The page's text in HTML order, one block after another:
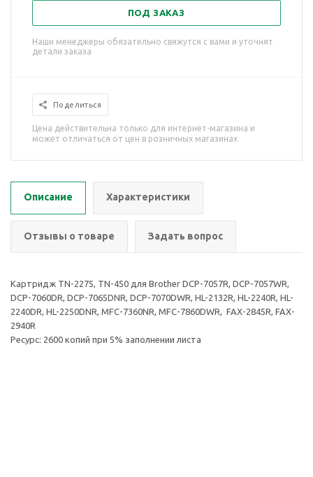
ПОД ЗАКАЗ
Наши менеджеры обязательно свяжутся с вами и уточнят
детали заказа
Поделиться
Цена действительна только для интернет-магазина и
может отличаться от цен в розничных магазинах
Описание Характеристики
Отзывы о товаре Задать вопрос
Картридж TN-2275, TN-450 для Brother DCP-7057R, DCP-7057WR,
DCP-7060DR, DCP-7065DNR, DCP-7070DWR, HL-2132R, HL-2240R, HL-
2240DR, HL-2250DNR, MFC-7360NR, MFC-7860DWR, FAX-2845R, FAX-
2940R
Ресурс: 2600 копий при 5% заполнении листа